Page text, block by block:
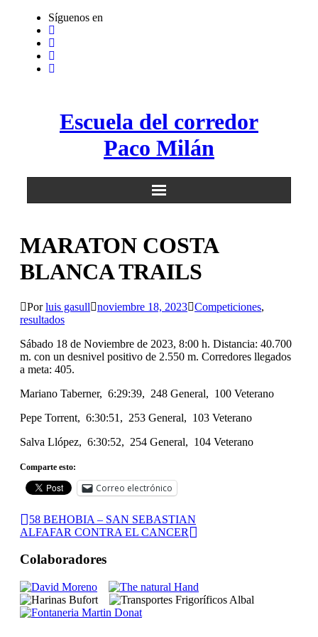
Saltar
contenido
Síguenos en
Escuela del corredor
Paco Milán
MARATON COSTA
BLANCA TRAILS
Porluis gasull noviembre 18, 2023 Competiciones,
resultados
Sábado 18 de Noviembre de 2023, 8:00 h. Distancia: 40.700
m. con un desnivel positivo de 2.550 m. Corredores llegados
a meta: 405.
Mariano Taberner, 6:29:39, 248 General, 100 Veterano
Pepe Torrent, 6:30:51, 253 General, 103 Veterano
Salva Llópez, 6:30:52, 254 General, 104 Veterano
Comparte esto:
Correo electrónico
58 BEHOBIA – SAN SEBASTIAN
ALFAFAR CONTRA EL CANCER
Colaboradores